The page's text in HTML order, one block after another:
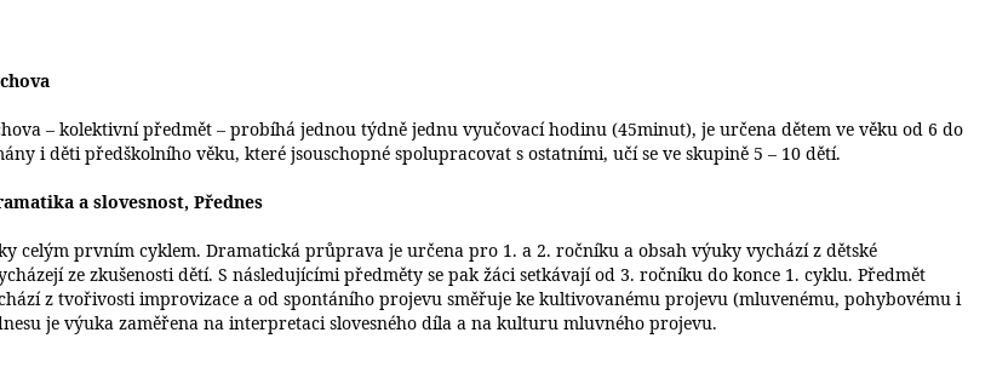
– kolektivní předmět – probíhá jednou týdně jednu vyučovací hodinu (45minut), je určena dětem ve věku od 6 do
i děti předškolního věku, které jsouschopné spolupracovat s ostatními, učí se ve skupině 5 – 10 dětí.
a slovesnost, Přednes
celým prvním cyklem. Dramatická průprava je určena pro 1. a 2. ročníku a obsah výuky vychází z dětské
ze zkušenosti dětí. S následujícími předměty se pak žáci setkávají od 3. ročníku do konce 1. cyklu. Předmět
z tvořivosti improvizace a od spontáního projevu směřuje ke kultivovanému projevu (mluvenému, pohybovému i
je výuka zaměřena na interpretaci slovesného díla a na kulturu mluvného projevu.